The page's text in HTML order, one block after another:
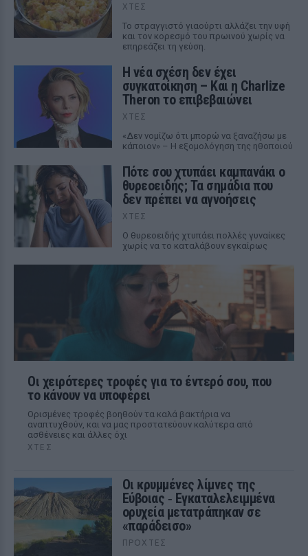
ΧΤΕΣ
Το στραγγιστό γιαούρτι αλλάζει την υφή
και τον κορεσμό του πρωινού χωρίς να
επηρεάζει τη γεύση.
Η νέα σχέση δεν έχει
συγκατοίκηση – Και η Charlize
Theron το επιβεβαιώνει
ΧΤΕΣ
«Δεν νομίζω ότι μπορώ να ξαναζήσω με
κάποιον» – Η εξομολόγηση της ηθοποιού
Πότε σου χτυπάει καμπανάκι ο
θυρεοειδής; Τα σημάδια που
δεν πρέπει να αγνοήσεις
ΧΤΕΣ
Ο θυρεοειδής χτυπάει πολλές γυναίκες
χωρίς να το καταλάβουν εγκαίρως
Οι χειρότερες τροφές για το έντερό σου, που
το κάνουν να υποφέρει
Ορισμένες τροφές βοηθούν τα καλά βακτήρια να
αναπτυχθούν, και να μας προστατεύουν καλύτερα από
ασθένειες και άλλες όχι
ΧΤΕΣ
Οι κρυμμένες λίμνες της
Εύβοιας ‑ Εγκαταλελειμμένα
ορυχεία μετατράπηκαν σε
«παράδεισο»
ΠΡΟΧΤΈΣ